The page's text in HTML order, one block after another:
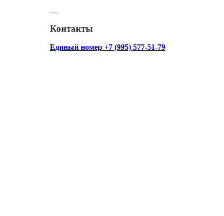
Контакты
Единый номер +7 (995) 577-51-79